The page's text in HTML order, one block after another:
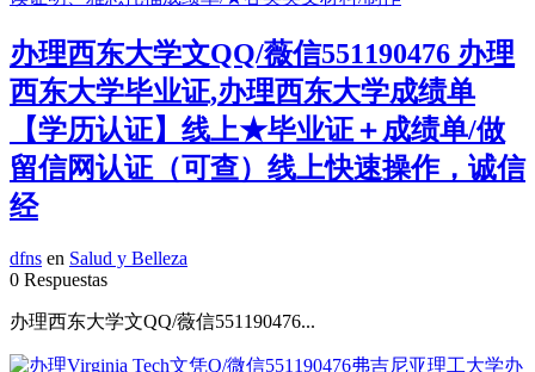
办理西东大学文QQ/薇信551190476 办理
西东大学毕业证,办理西东大学成绩单
【学历认证】线上★毕业证＋成绩单/做
留信网认证（可查）线上快速操作，诚信
经
dfns en Salud y Belleza
0 Respuestas
办理西东大学文QQ/薇信551190476...